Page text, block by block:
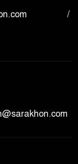
/